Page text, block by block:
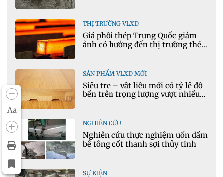
Aa
THỊ TRƯỜNG VLXD
Giá phôi thép Trung Quốc giảm
ảnh có hưởng đến thị trường thép
SẢN PHẨM VLXD MỚI
Siêu tre – vật liệu mới có tỷ lệ độ
bền trên trọng lượng vượt nhiều
NGHIÊN CỨU
Nghiên cứu thực nghiệm uốn dầm
bê tông cốt thanh sợi thủy tinh
SỰ KIỆN